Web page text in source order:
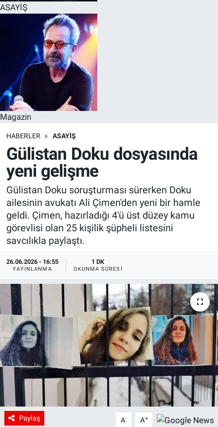
ASAYİŞ
Magazin
HABERLER ASAYİŞ
Gülistan Doku dosyasında
yeni gelişme
Gülistan Doku soruşturması sürerken Doku
ailesinin avukatı Ali Çimen'den yeni bir hamle
geldi. Çimen, hazırladığı 4'ü üst düzey kamu
görevlisi olan 25 kişilik şüpheli listesini
savcılıkla paylaştı.
26.06.2026 - 16:55
YAYINLANMA
1 DK
OKUNMA SÜRESI
Paylaş A- A+